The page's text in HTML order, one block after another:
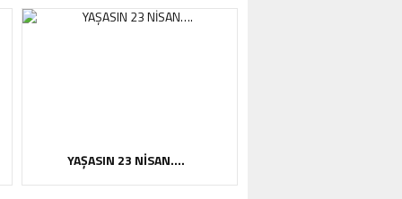
YAŞASIN 23 NİSAN….